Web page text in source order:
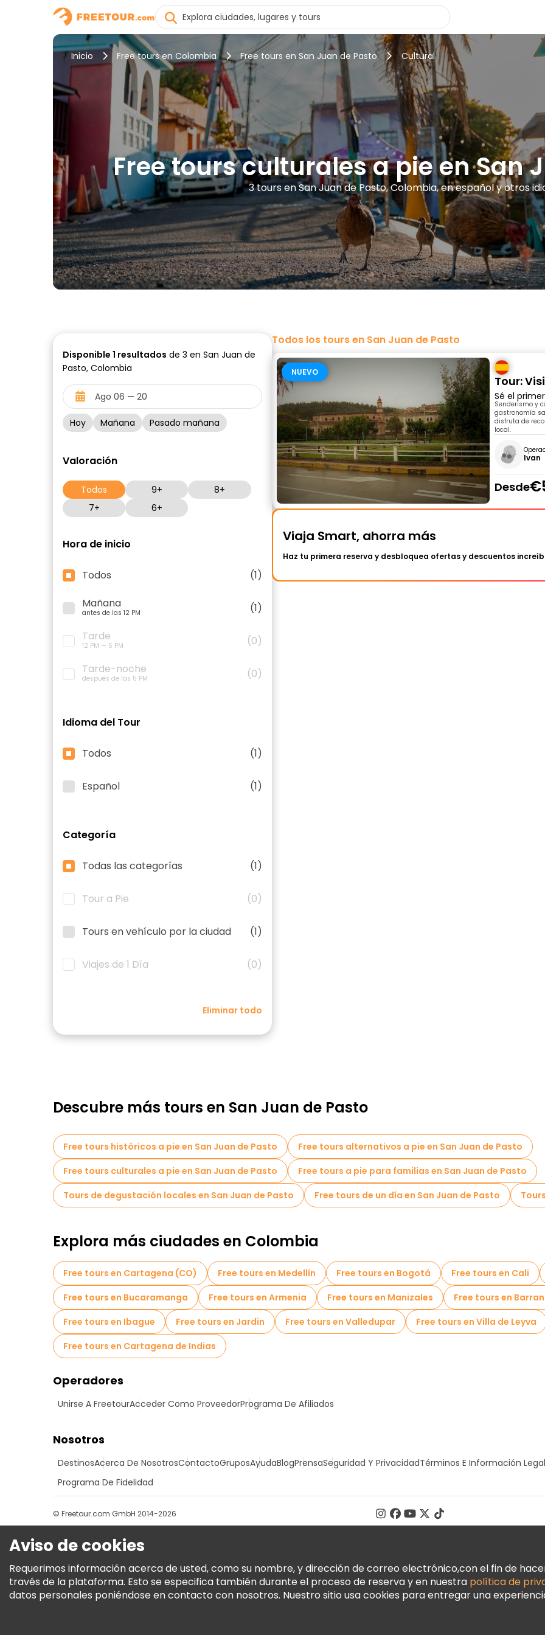
Inicio Free tours en Colombia Free tours en San Juan de Pasto Cultural
Free tours culturales a pie en San
3 tours en San Juan de Pasto, Colombia, en español y otros
Disponible 1 resultados de 3 en San Juan de
Pasto, Colombia
Hoy Mañana Pasado mañana
Valoración
Todos 9+
8+
7+
6+
Hora de inicio
Todos
(1)
Mañana
antes de las 12 PM
(1)
Tarde
12 PM — 5 PM
(0)
Tarde-noche
después de las 5 PM (0)
Idioma del Tour
Todos (1)
Español (1)
Categoría
Todas las categorías (1)
Tour a Pie (0)
Tours en vehículo por la ciudad (1)
Viajes de 1 Día (0)
Eliminar todo
Todos los tours en San Juan de Pasto
NUEVO
Tour:
Sé el
Senderismo y
gastronomía
disfruta de
local.
Ivan
Desde
Viaja Smart, ahorra más
Haz tu primera reserva y desbloquea ofertas y descuentos
Descubre más tours en San Juan de Pasto
Free tours históricos a pie en San Juan de Pasto
Free tours alternativos a pie en San Juan de Pasto
Free tours culturales a pie en San Juan de Pasto
Free tours a pie para familias en San Juan de Pasto
Tours de degustación locales en San Juan de Pasto
Free tours de un día en San Juan de Pasto
Explora más ciudades en Colombia
Free tours en Cartagena (CO) Free tours en Medellín Free tours en Bogotá
Free tours en Cali
Free tours en Bucaramanga
Free tours en Armenia Free tours en Manizales
Free tours en
Free tours en Ibague
Free tours en Jardin Free tours en Valledupar
Free tours en Villa de Leyva
Free tours en Cartagena de Indias
Operadores
Unirse A FreetourAcceder Como ProveedorPrograma De Afiliados
Nosotros
DestinosAcerca De NosotrosContactoGruposAyudaBlogPrensaSeguridad Y PrivacidadTérminos E Información Legal
Programa De Fidelidad
© Freetour.com GmbH 2014-2026
Aviso de cookies
Requerimos información acerca de usted, como su nombre, y dirección de correo electrónico,con el fin de
través de la plataforma. Esto se especifica también durante el proceso de reserva y en nuestra política de
datos personales poniéndose en contacto con nosotros. Nuestro sitio usa cookies para entregar una